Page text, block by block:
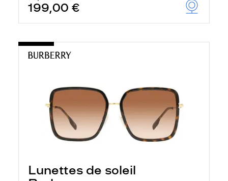
199,00 €
Lunettes de soleil